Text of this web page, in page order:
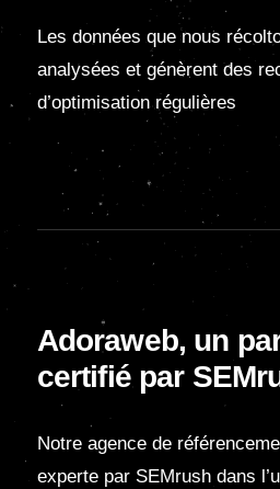
Les données que nous
analysées et génèrent des
d’optimisation régulières
Adoraweb, un
certifié par
Notre agence de
experte par SEMrush dans